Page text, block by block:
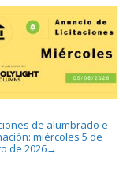
de alumbrado e
miércoles 5 de
de 2026→